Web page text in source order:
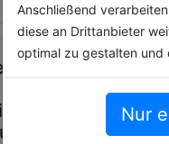
Anschließend
diese an Drittanbieter
optimal zu gestalten und
Nur